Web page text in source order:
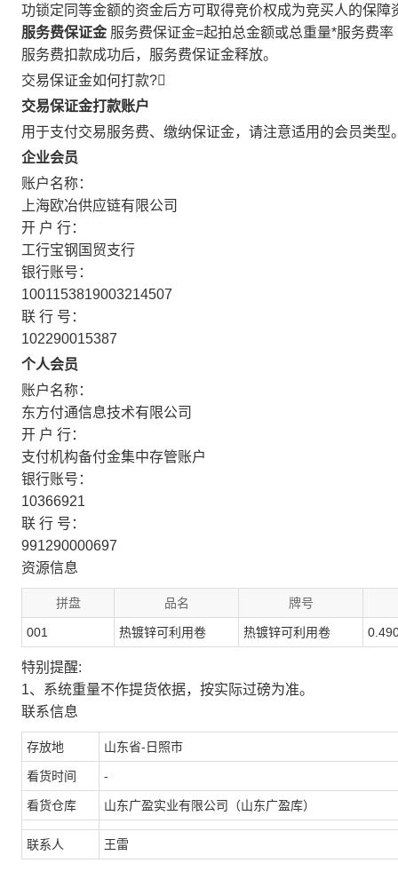
功锁定同等金额的资金后方可取得竞价权成为竞买人的保障
服务费保证金 服务费保证金=起拍总金额或总重量*服务费率
服务费扣款成功后，服务费保证金释放。
交易保证金如何打款?
交易保证金打款账户
用于支付交易服务费、缴纳保证金，请注意适用的会员类型
企业会员
账户名称：
上海欧冶供应链有限公司
开 户 行：
工行宝钢国贸支行
银行账号：
1001153819003214507
联 行 号：
102290015387
个人会员
账户名称：
东方付通信息技术有限公司
开 户 行：
支付机构备付金集中存管账户
银行账号：
10366921
联 行 号：
991290000697
资源信息
拼盘 品名 牌号
001 热镀锌可利用卷 热镀锌可利用卷
特别提醒:
1、系统重量不作提货依据，按实际过磅为准。
联系信息
存放地 山东省-日照市
看货时间 -
看货仓库 山东广盈实业有限公司（山东广盈库）
联系人 王雷